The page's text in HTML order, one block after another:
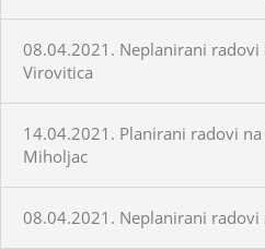
08.04.2021. Neplanirani
Virovitica
14.04.2021. Planirani radovi
Miholjac
08.04.2021. Neplanirani